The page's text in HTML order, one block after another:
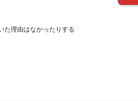
た理由はなかったりする